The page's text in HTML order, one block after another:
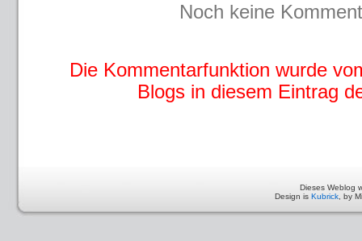
Noch keine
Die Kommentarfunktion wurde
Blogs in diesem Eintrag
Dieses Weblog
Design is Kubrick, by